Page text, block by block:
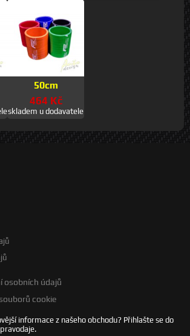
50cm
464 Kč
skladem u dodavatele
osobních údajů
cookie
informace z našeho obchodu? Přihlašte se do